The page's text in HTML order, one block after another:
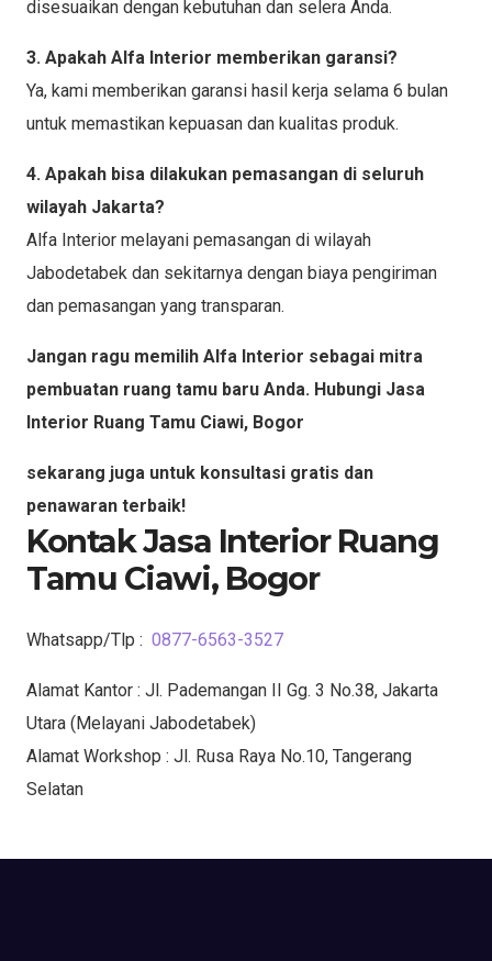
disesuaikan dengan kebutuhan dan selera Anda.
3. Apakah Alfa Interior memberikan garansi?
Ya, kami memberikan garansi hasil kerja selama 6 bulan
untuk memastikan kepuasan dan kualitas produk.
4. Apakah bisa dilakukan pemasangan di seluruh
wilayah Jakarta?
Alfa Interior melayani pemasangan di wilayah
Jabodetabek dan sekitarnya dengan biaya pengiriman
dan pemasangan yang transparan.
Jangan ragu memilih Alfa Interior sebagai mitra
pembuatan ruang tamu baru Anda. Hubungi Jasa
Interior Ruang Tamu Ciawi, Bogor
sekarang juga untuk konsultasi gratis dan
penawaran terbaik!
Kontak Jasa Interior Ruang
Tamu Ciawi, Bogor
Whatsapp/Tlp : 0877-6563-3527
Alamat Kantor : Jl. Pademangan II Gg. 3 No.38, Jakarta
Utara (Melayani Jabodetabek)
Alamat Workshop : Jl. Rusa Raya No.10, Tangerang
Selatan